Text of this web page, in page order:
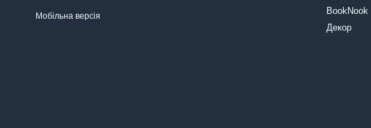
Мобільна версія
BookNook
Декор